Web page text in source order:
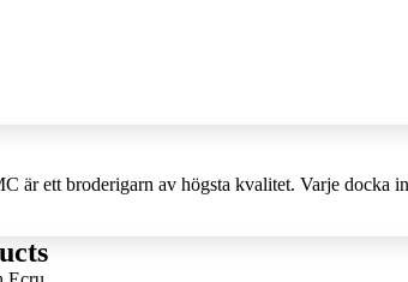
är ett broderigarn av högsta kvalitet. Varje docka